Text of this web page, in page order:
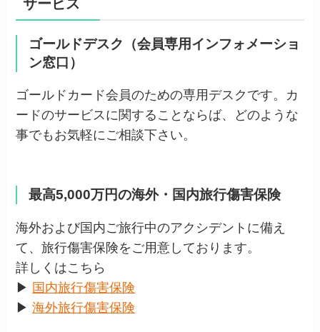
サービス
ゴールドデスク（会員専用インフォメーショ
ン窓口）
ゴールドカード会員のための専用デスクです。カ
ードのサービスに関することならば、どのような
事でもお気軽にご相談下さい。
最高5,000万円の海外・国内旅行傷害保険
海外および国内ご旅行中のアクシデントに備え
て、旅行傷害保険をご用意しております。
詳しくはこちら
▶ 国内旅行傷害保険
▶海外旅行傷害保険